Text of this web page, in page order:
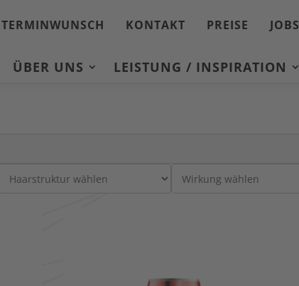
TERMINWUNSCH KONTAKT PREISE JOBS
ÜBER UNS LEISTUNG / INSPIRATION